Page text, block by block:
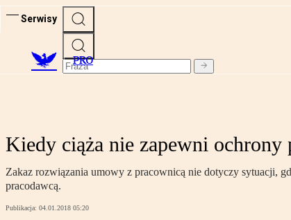
Serwisy
PRO
Kiedy ciąża nie zapewni
Zakaz rozwiązania umowy z pracownicą nie dotyczy sytuacji,
pracodawcą.
Publikacja: 04.01.2018 05:20